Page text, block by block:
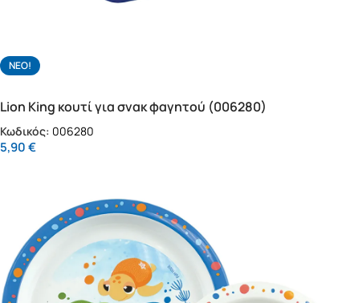
NΕΟ!
Lion King κουτί για σνακ φαγητού (006280)
Κωδικός: 006280
5,90€